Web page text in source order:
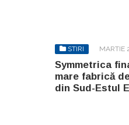
STIRI MARTIE
Symmetrica
mare fabrică
din Sud-Estul